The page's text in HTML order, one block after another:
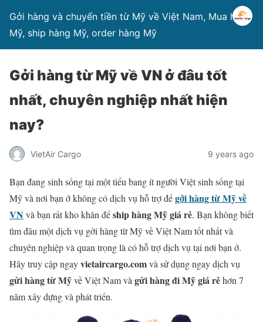
Gởi hàng và chuyển tiền từ Mỹ về Việt Nam, Mua hàng
Mỹ, ship hàng Mỹ, order hàng Mỹ
Gởi hàng từ Mỹ về VN ở đâu tốt
nhất, chuyên nghiệp nhất hiện
nay?
VietAir Cargo 9 years ago
Bạn đang sinh sống tại một tiểu bang ít người Việt sinh sống tại
Mỹ và nơi bạn ở không có dịch vụ hỗ trợ đểgởi hàng từ Mỹ về
VNvà bạn rất kho khăn đểship hàng Mỹ giá rẻ. Bạn không biết
tìm đâu một dịch vụ gởi hàng từ Mỹ về Việt Nam tốt nhất và
chuyên nghiệp và quan trọng là có hỗ trợ dịch vụ tại nơi bạn ở.
Hãy truy cập ngayvietaircargo.comvà sử dụng ngay dịch vụ
gửi hàng từ Mỹvề Việt Nam và gửi hàng đi Mỹ giá rẻhơn 7
năm xây dựng và phát triển.